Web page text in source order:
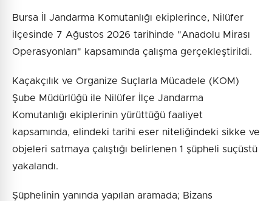
Bursa İl Jandarma Komutanlığı ekiplerince, Nilüfer
ilçesinde 7 Ağustos 2026 tarihinde "Anadolu Mirası
Operasyonları" kapsamında çalışma gerçekleştirildi.
Kaçakçılık ve Organize Suçlarla Mücadele (KOM)
Şube Müdürlüğü ile Nilüfer İlçe Jandarma
Komutanlığı ekiplerinin yürüttüğü faaliyet
kapsamında, elindeki tarihi eser niteliğindeki sikke ve
objeleri satmaya çalıştığı belirlenen 1 şüpheli suçüstü
yakalandı.
Şüphelinin yanında yapılan aramada; Bizans